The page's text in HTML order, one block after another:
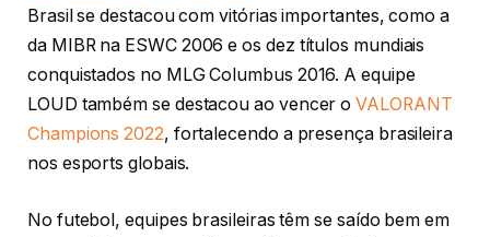
Brasil se destacou com vitórias importantes, como a
da MIBR na ESWC 2006 e os dez títulos mundiais
conquistados no MLG Columbus 2016. A equipe
LOUD também se destacou ao vencer oVALORANT
Champions 2022, fortalecendo a presença brasileira
nos esports globais.
No futebol, equipes brasileiras têm se saído bem em